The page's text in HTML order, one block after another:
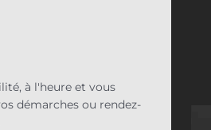
à l'heure et vous
démarches ou rendez-